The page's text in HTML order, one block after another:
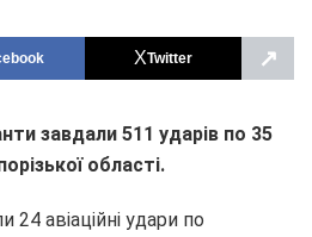
Twitter ↗
завдали 511 ударів по 35
області.
24 авіаційні удари по